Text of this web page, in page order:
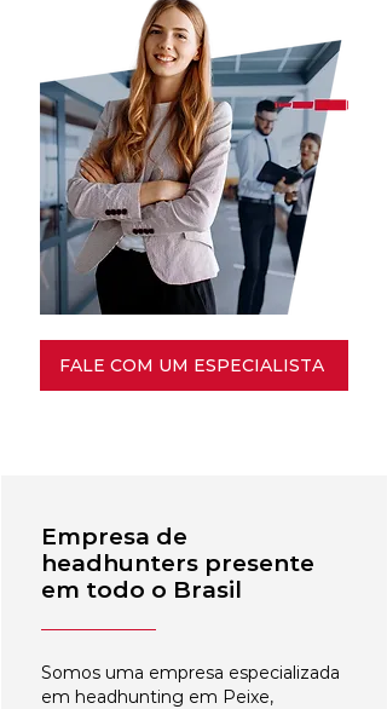
FALE COM UM ESPECIALISTA
Empresa de
headhunters presente
em todo o Brasil
Somos uma empresa especializada
em headhunting em Peixe,